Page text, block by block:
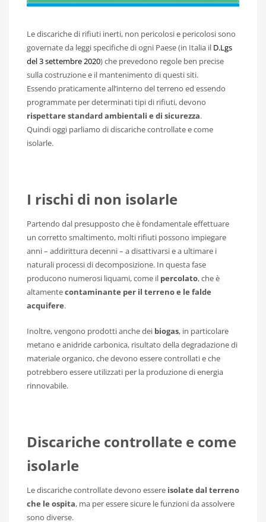
Le discariche di rifiuti inerti, non pericolosi e pericolosi sono
governate da leggi specifiche di ogni Paese (in Italia il D.Lgs
del 3 settembre 2020) che prevedono regole ben precise
sulla costruzione e il mantenimento di questi siti.
Essendo praticamente all’interno del terreno ed essendo
programmate per determinati tipi di rifiuti, devono
rispettare standard ambientali e di sicurezza.
Quindi oggi parliamo di discariche controllate e come
isolarle.
I rischi di non isolarle
Partendo dal presupposto che è fondamentale effettuare
un corretto smaltimento, molti rifiuti possono impiegare
anni – addirittura decenni – a disattivarsi e a ultimare i
naturali processi di decomposizione. In questa fase
producono numerosi liquami, come il percolato, che è
altamentecontaminante per il terreno e le falde
acquifere.
Inoltre, vengono prodotti anche dei biogas, in particolare
metano e anidride carbonica, risultato della degradazione di
materiale organico, che devono essere controllati e che
potrebbero essere utilizzati per la produzione di energia
rinnovabile.
Discariche controllate e come
isolarle
Le discariche controllate devono essere isolate dal terreno
che le ospita, ma per essere sicure le funzioni da assolvere
sono diverse.